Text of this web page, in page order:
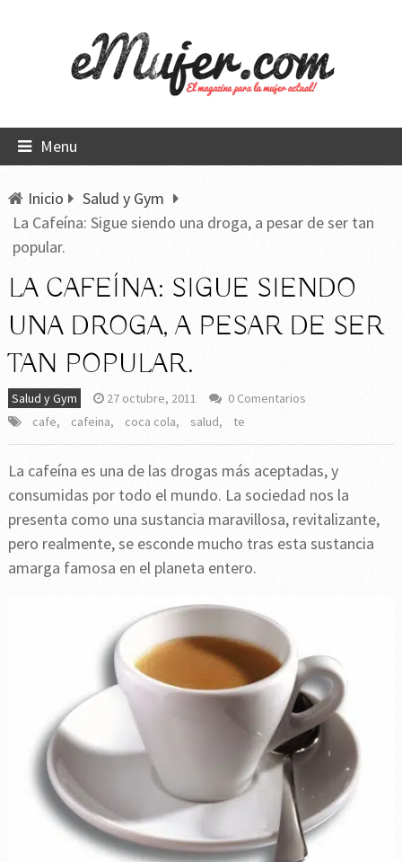
Menu
Inicio
Salud y Gym
La Cafeína: Sigue siendo una droga, a pesar de ser tan
popular.
LA CAFEÍNA: SIGUE SIENDO
UNA DROGA, A PESAR DE SER
TAN POPULAR.
Salud y Gym 27 octubre, 2011
0 Comentarios
cafe, cafeina, coca cola, salud, te
La cafeína es una de las drogas más aceptadas, y
consumidas por todo el mundo. La sociedad nos la
presenta como una sustancia maravillosa, revitalizante,
pero realmente, se esconde mucho tras esta sustancia
amarga famosa en el planeta entero.